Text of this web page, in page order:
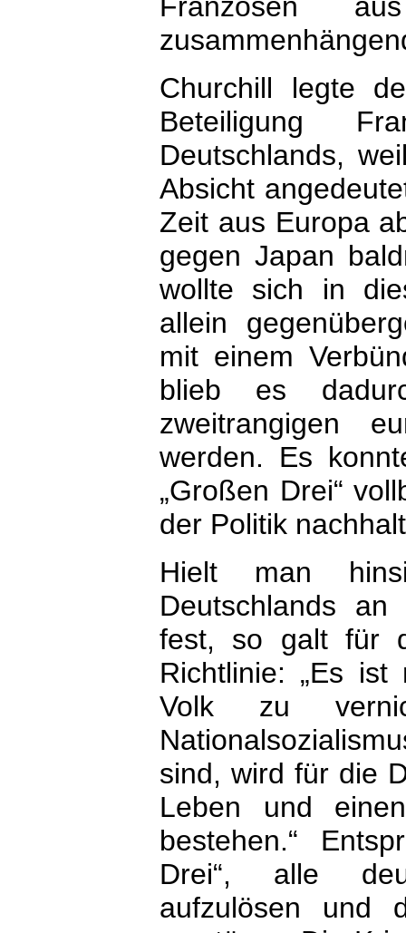
Churchill legte
Beteiligung
Deutschlands,
Absicht
Zeit aus Europa
gegen Japan
wollte sich in
allein
mit einem
blieb es
zweitrangigen
werden. Es
„Großen Drei“
der Politik
Hielt man
Deutschlands
fest, so galt für
Richtlinie: „Es
Volk zu
sind, wird für die
Leben und
bestehen.“
Drei“, alle
aufzulösen und